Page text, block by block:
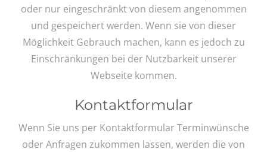
oder nur eingeschränkt von diesem angenommen
und gespeichert werden. Wenn sie von dieser
Möglichkeit Gebrauch machen, kann es jedoch zu
Einschränkungen bei der Nutzbarkeit unserer
Webseite kommen.
Kontaktformular
Wenn Sie uns per Kontaktformular Terminwünsche
oder Anfragen zukommen lassen, werden die von